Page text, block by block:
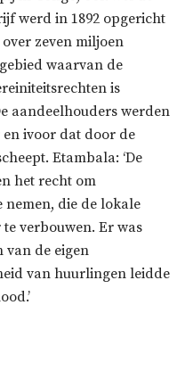
werd in 1892 opgericht
zeven miljoen
waarvan de
is
aandeelhouders werden
ivoor dat door de
Etambala: ‘De
het recht om
nemen, die de lokale
verbouwen. Er was
van de eigen
van huurlingen leidde